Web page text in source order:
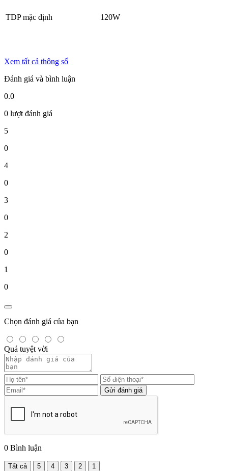
TDP mặc định 120W
Xem tất cả thông số
Đánh giá và bình luận
0.0
0 lượt đánh giá
5
0
4
0
3
0
2
0
1
0
Chọn đánh giá của bạn
Quá tuyệt vời
Gửi đánh giá
0 Bình luận
Tất cả 5 4 3 2 1